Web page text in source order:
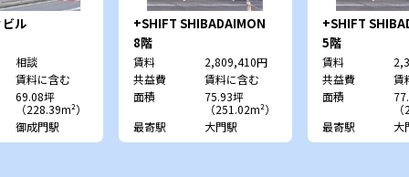
ル
相談
賃料に含む
69.08坪
（228.39m²）
御成門駅
+SHIFT SHIBADAIMON
8階
賃料
2,809,410円
共益費
賃料に含む
面積
75.93坪
（251.02m²）
最寄駅
大門駅
+SHIFT
5階
賃料
共益費
賃
面積
最寄駅
大